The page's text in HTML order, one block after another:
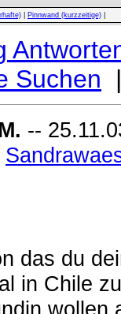
Pinnwand (kurzzeitige)
Suchen
--
das du
in Chile
wollen